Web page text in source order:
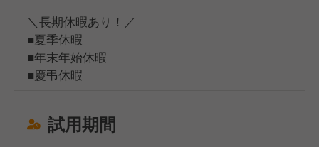
＼長期休暇あり！／
■夏季休暇
■年末年始休暇
■慶弔休暇
試用期間